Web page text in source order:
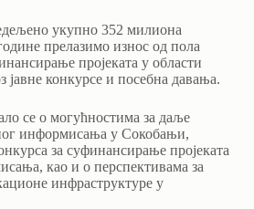
укупно 352 милиона
прелазимо износ од пола
пројеката у области
јавне конкурсе и посебна давања.
се о могућностима за даље
информисања у Сокобањи,
за суфинансирање пројеката
као и о перспективама за
инфраструктуре у